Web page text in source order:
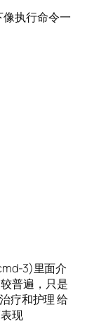
执行命令一
3)里面介
普遍，只是
疗和护理 给
现